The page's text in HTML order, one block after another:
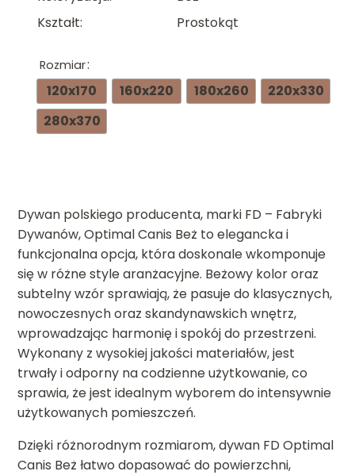
Kształt
Prostokąt
Rozmiar
120x170 160x220 180x260
220x330
280x370
Dywan polskiego producenta, marki FD – Fabryki
Dywanów, Optimal Canis Beż to elegancka i
funkcjonalna opcja, która doskonale wkomponuje
się w różne style aranżacyjne. Beżowy kolor oraz
subtelny wzór sprawiają, że pasuje do klasycznych,
nowoczesnych oraz skandynawskich wnętrz,
wprowadzając harmonię i spokój do przestrzeni.
Wykonany z wysokiej jakości materiałów, jest
trwały i odporny na codzienne użytkowanie, co
sprawia, że jest idealnym wyborem do intensywnie
użytkowanych pomieszczeń.
Dzięki różnorodnym rozmiarom, dywan FD Optimal
Canis Beż łatwo dopasować do powierzchni,